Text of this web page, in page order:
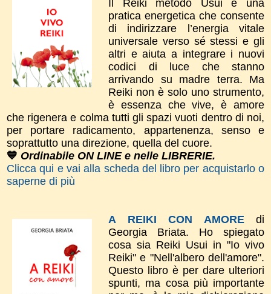
Il Reiki metodo Usui è una
pratica energetica che consente
di indirizzare l’energia vitale
universale verso sé stessi e gli
altri e aiuta a integrare i nuovi
codici di luce che stanno
arrivando su madre terra. Ma
Reiki non è solo uno strumento,
è essenza che vive, è amore
che rigenera e colma tutti gli spazi vuoti dentro di noi,
per portare radicamento, appartenenza, senso e
soprattutto una direzione, quella del cuore.
💙 Ordinabile ON LINE e nelle LIBRERIE.
Clicca qui e vai alla scheda del libro per acquistarlo o
saperne di più
A REIKI CON AMOREdi
Georgia Briata. Ho spiegato
cosa sia Reiki Usui in "Io vivo
Reiki" e "Nell'albero dell'amore".
​Questo libro è per dare ulteriori
spunti, ma cosa più importante